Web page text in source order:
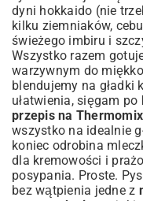
dyni hokkaido (nie
kilku ziemniaków,
świeżego imbiru i
Wszystko razem
warzywnym do
blendujemy na gładki
ułatwienia, sięgam po
przepis na Thermomix
wszystko na idealnie
koniec odrobina
dla kremowości i
posypania. Proste.
bez wątpienia jedne z